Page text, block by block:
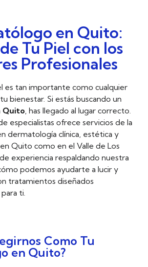
en Quito:
Tu Piel con los
Profesionales
es tan importante como cualquier
bienestar. Si estás buscando un
Quito, has llegado al lugar correcto.
especialistas ofrece servicios de la
dermatología clínica, estética y
Quito como en el Valle de Los
experiencia respaldando nuestra
podemos ayudarte a lucir y
tratamientos diseñados
ti.
Como Tu
en Quito?